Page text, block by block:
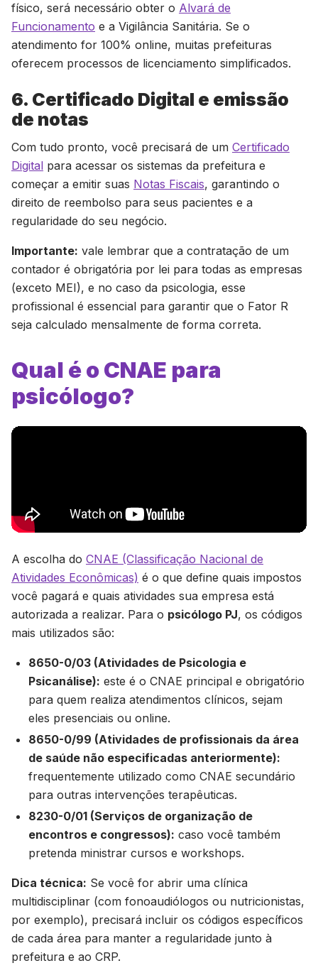
físico, será necessário obter o Alvará de
Funcionamento e a Vigilância Sanitária. Se o
atendimento for 100% online, muitas prefeituras
oferecem processos de licenciamento simplificados.
6. Certificado Digital e emissão
de notas
Com tudo pronto, você precisará de um Certificado
Digital para acessar os sistemas da prefeitura e
começar a emitir suas Notas Fiscais, garantindo o
direito de reembolso para seus pacientes e a
regularidade do seu negócio.
Importante: vale lembrar que a contratação de um
contador é obrigatória por lei para todas as empresas
(exceto MEI), e no caso da psicologia, esse
profissional é essencial para garantir que o Fator R
seja calculado mensalmente de forma correta.
Qual é o CNAE para
psicólogo?
A escolha do CNAE (Classificação Nacional de
Atividades Econômicas) é o que define quais impostos
você pagará e quais atividades sua empresa está
autorizada a realizar. Para o psicólogo PJ, os códigos
mais utilizados são:
8650-0/03 (Atividades de Psicologia e
Psicanálise): este é o CNAE principal e obrigatório
para quem realiza atendimentos clínicos, sejam
eles presenciais ou online.
8650-0/99 (Atividades de profissionais da área
de saúde não especificadas anteriormente):
frequentemente utilizado como CNAE secundário
para outras intervenções terapêuticas.
8230-0/01 (Serviços de organização de
encontros e congressos): caso você também
pretenda ministrar cursos e workshops.
Dica técnica: Se você for abrir uma clínica
multidisciplinar (com fonoaudiólogos ou nutricionistas,
por exemplo), precisará incluir os códigos específicos
de cada área para manter a regularidade junto à
prefeitura e ao CRP.